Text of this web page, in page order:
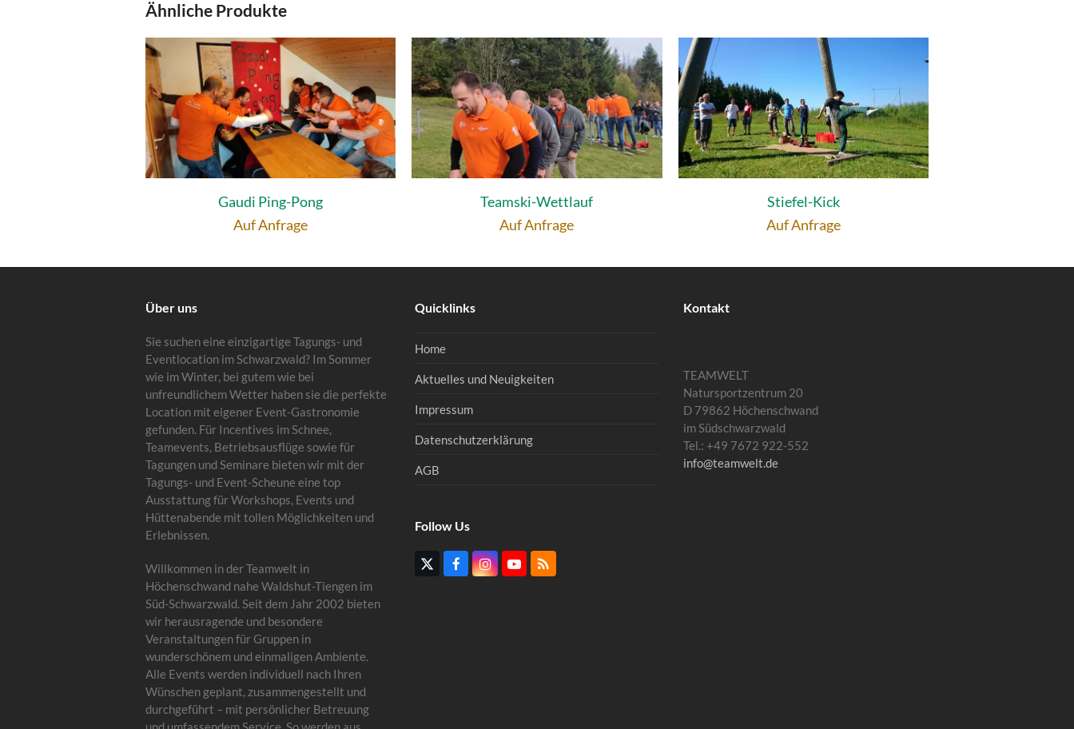
Ähnliche Produkte
Gaudi Ping-Pong
Auf Anfrage
Teamski-Wettlauf
Auf Anfrage
Stiefel-Kick
Auf Anfrage
Über uns
Sie suchen eine einzigartige Tagungs- und
Eventlocation im Schwarzwald? Im Sommer
wie im Winter, bei gutem wie bei
unfreundlichem Wetter haben sie die perfekte
Location mit eigener Event-Gastronomie
gefunden. Für Incentives im Schnee,
Teamevents, Betriebsausflüge sowie für
Tagungen und Seminare bieten wir mit der
Tagungs- und Event-Scheune eine top
Ausstattung für Workshops, Events und
Hüttenabende mit tollen Möglichkeiten und
Erlebnissen.
Willkommen in der Teamwelt in
Höchenschwand nahe Waldshut-Tiengen im
Süd-Schwarzwald. Seit dem Jahr 2002 bieten
wir herausragende und besondere
Veranstaltungen für Gruppen in
wunderschönem und einmaligen Ambiente.
Alle Events werden individuell nach Ihren
Wünschen geplant, zusammengestellt und
durchgeführt – mit persönlicher Betreuung
Quicklinks
Home
Aktuelles und Neuigkeiten
Impressum
Datenschutzerklärung
AGB
Follow Us
TwitterFacebookInstagram
YouTube
RSS
Kontakt
TEAMWELT
Natursportzentrum 20
D 79862 Höchenschwand
im Südschwarzwald
Tel.: +49 7672 922-552
info@teamwelt.de